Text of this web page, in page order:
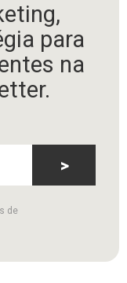
para
na
de
>